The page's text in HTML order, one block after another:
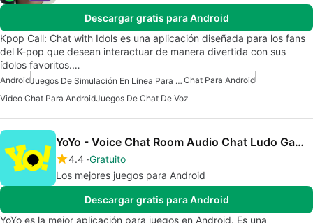
Descargar gratis para Android
Kpop Call: Chat with Idols es una aplicación diseñada para los fans
del K-pop que desean interactuar de manera divertida con sus
ídolos favoritos.…
Android Juegos De Simulación En Línea Para Android Chat Para Android
Video Chat Para AndroidJuegos De Chat De Voz
YoYo - Voice Chat Room Audio Chat Ludo Games
4.4 Gratuito
Los mejores juegos para Android
Descargar gratis para Android
YoYo es la mejor aplicación para juegos en Android. Es una